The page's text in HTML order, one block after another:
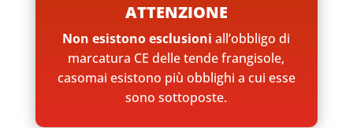
ATTENZIONE
Non esistono esclusioni all’obbligo di
marcatura CE delle tende frangisole,
casomai esistono più obblighi a cui esse
sono sottoposte.